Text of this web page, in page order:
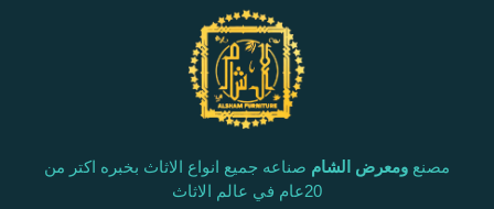
مصنع ومعرض الشام صناعه جميع انواع الاثاث بخبره اكتر من
20عام في عالم الاثاث